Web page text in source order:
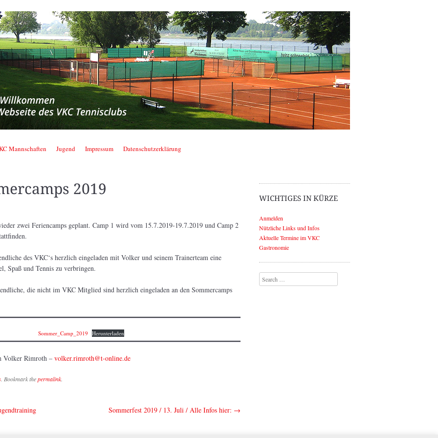
Mannschaften Jugend Impressum Datenschutzerklärung
2019
zwei Feriencamps geplant. Camp 1 wird vom 15.7.2019-19.7.2019 und Camp 2
des VKC‘s herzlich eingeladen mit Volker und seinem Trainerteam eine
Spaß und Tennis zu verbringen.
die nicht im VKC Mitglied sind herzlich eingeladen an den Sommercamps
Sommer_Camp_2019 Herunterladen
Volker Rimroth – volker.rimroth@t-online.de
. Bookmark thepermalink.
Sommerfest 2019 / 13. Juli / Alle Infos hier: →
WICHTIGES IN KÜRZE
Anmelden
Nützliche Links und Infos
Aktuelle Termine im VKC
Gastronomie
Search